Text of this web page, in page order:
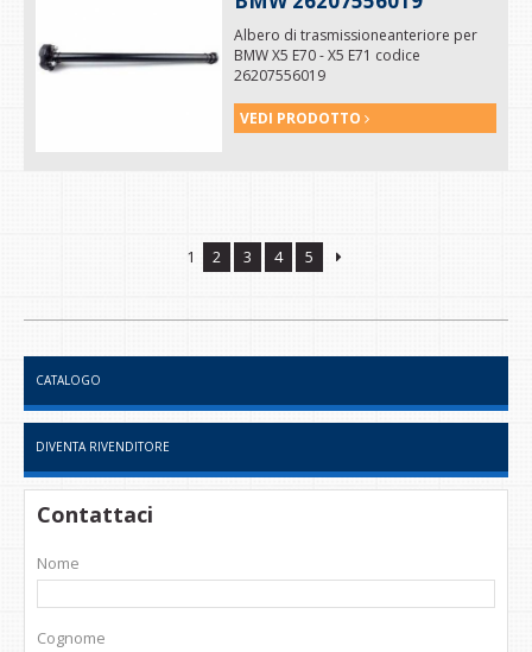
Albero di trasmissioneanteriore per
BMW X5 E70 - X5 E71 codice
26207556019
VEDI PRODOTTO
1 2 3 4 5
CATALOGO
DIVENTA RIVENDITORE
Contattaci
Nome
Cognome